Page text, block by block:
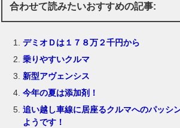
合わせて読みたいおすすめの記事:
デミオＤは１７８万２千円から
乗りやすいクルマ
新型アヴェンシス
今年の夏は添加剤！
追い越し車線に居座るクルマへのパッシ
ようです！